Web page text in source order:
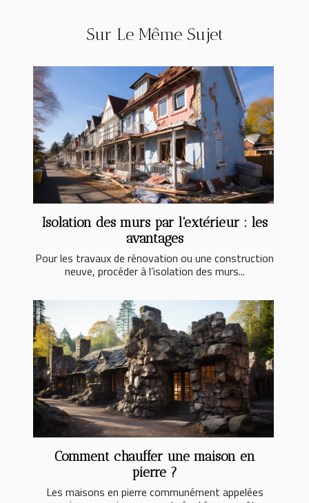
Sur Le Même Sujet
Isolation des murs par l'extérieur : les
avantages
Pour les travaux de rénovation ou une construction
neuve, procéder à l’isolation des murs...
Comment chauffer une maison en
pierre ?
Les maisons en pierre communément appelées